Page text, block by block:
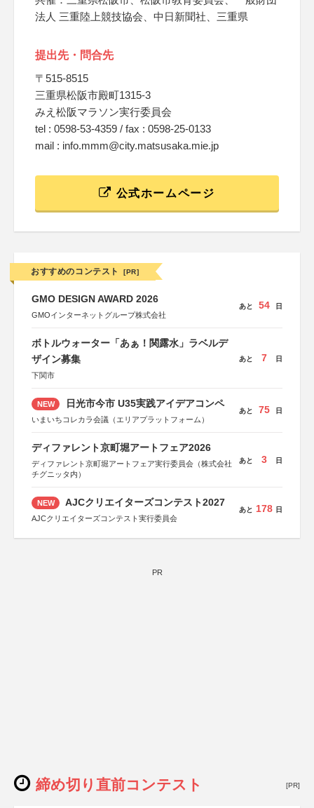
法人 三重陸上競技協会、中日新聞社、三重県
提出先・問合先
〒515-8515
三重県松阪市殿町1315-3
みえ松阪マラソン実行委員会
tel : 0598-53-4359 / fax : 0598-25-0133
mail : info.mmm@city.matsusaka.mie.jp
公式ホームページ
おすすめのコンテスト [PR]
GMO DESIGN AWARD 2026
GMOインターネットグループ株式会社
あと 54 日
ボトルウォーター「あぁ！関露水」ラベルデ
ザイン募集
下関市
あと 7 日
NEW 日光市今市 U35実践アイデアコンペ
いまいちコレカラ会議（エリアプラットフォーム）
あと 75 日
ディファレント京町堀アートフェア2026
ディファレント京町堀アートフェア実行委員会（株式会社
チグニッタ内）
あと 3 日
NEW AJCクリエイターズコンテスト2027
AJCクリエイターズコンテスト実行委員会
あと 178 日
PR
締め切り直前コンテスト [PR]